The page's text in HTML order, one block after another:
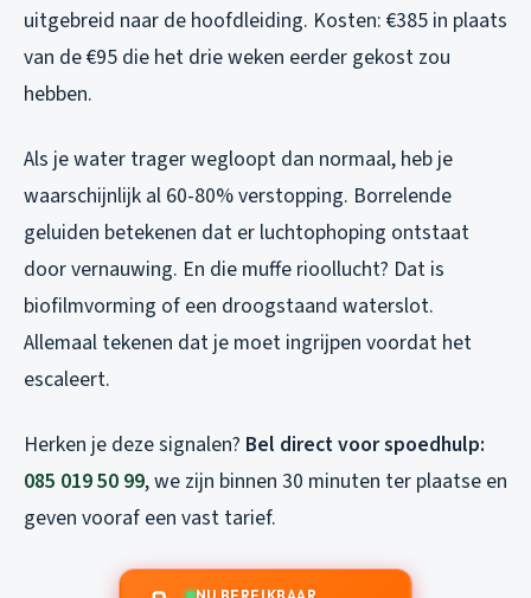
uitgebreid naar de hoofdleiding. Kosten: €385 in plaats
van de €95 die het drie weken eerder gekost zou
hebben.
Als je water trager wegloopt dan normaal, heb je
waarschijnlijk al 60-80% verstopping. Borrelende
geluiden betekenen dat er luchtophoping ontstaat
door vernauwing. En die muffe rioollucht? Dat is
biofilmvorming of een droogstaand waterslot.
Allemaal tekenen dat je moet ingrijpen voordat het
escaleert.
Herken je deze signalen? Bel direct voor spoedhulp:
085 019 50 99, we zijn binnen 30 minuten ter plaatse en
geven vooraf een vast tarief.